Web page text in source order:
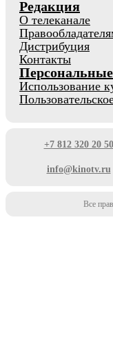
Редакция
О телеканале
Дистрибуция
Контакты
Использование
+7 812 320 20 50
info@kinotv.ru
Все